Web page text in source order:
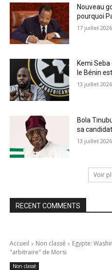
Nouveau
pourquoi
17 juillet 2026
Kemi
le Bénin
13 juillet 2026
Bola
sa
13 juillet 2026
Voir
RECENT COMMENTS